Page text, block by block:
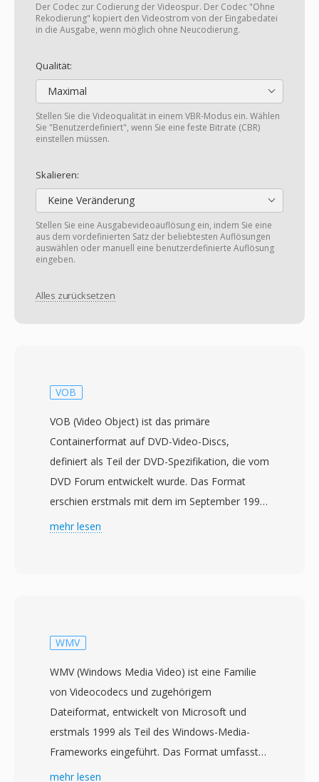
Der Codec zur Codierung der Videospur. Der Codec "Ohne
Rekodierung" kopiert den Videostrom von der Eingabedatei
in die Ausgabe, wenn möglich ohne Neucodierung.
Qualität:
Maximal
Stellen Sie die Videoqualität in einem VBR-Modus ein. Wählen
Sie "Benutzerdefiniert", wenn Sie eine feste Bitrate (CBR)
einstellen müssen.
Skalieren:
Keine Veränderung
Stellen Sie eine Ausgabevideoauflösung ein, indem Sie eine
aus dem vordefinierten Satz der beliebtesten Auflösungen
auswählen oder manuell eine benutzerdefinierte Auflösung
eingeben.
Alles zurücksetzen
VOB
VOB (Video Object) ist das primäre
Containerformat auf DVD-Video-Discs,
definiert als Teil der DVD-Spezifikation, die vom
DVD Forum entwickelt wurde. Das Format
erschien erstmals mit dem im September 1996
finalisierten DVD-Standard und wurde seitdem
(Dolby Digital), DTS, MPEG-1 Layer II oder
Dateien auch DVD-Untertitelstreams als
Bitmap-Overlays, Navigationsdaten für
Menuinteraktion und
befinden sich im VIDEO_TS-Verzeichnis auf
mehr lesen
WMV
WMV (Windows Media Video) ist eine Familie
von Videocodecs und zugehörigem
Dateiformat, entwickelt von Microsoft und
erstmals 1999 als Teil des Windows-Media-
Frameworks eingeführt. Das Format umfasst
mehrere Codec-Generationen, von WMV 7 bis
mehr lesen